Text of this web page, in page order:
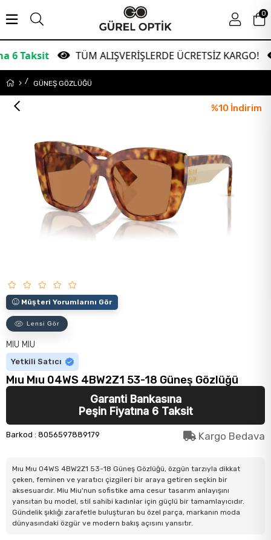
TÜM ALIŞVERİŞLERDE ÜCRETSİZ KARGO!
0
GÜNEŞ GÖZLÜĞÜ
%10 İndirim
Müşteri Yorumlarını Gör
Lensi Gör
MIU MIU
Yetkili Satıcı
Mıu Mıu 04WS 4BW2Z1 53-18 Güneş Gözlüğü
Garanti Bankasına
Peşin Fiyatına 6 Taksit
Barkod : 8056597889179 Kargo Bedava
Mıu Mıu 04WS 4BW2Z1 53-18 Güneş Gözlüğü, özgün tarzıyla dikkat
çeken, feminen ve yaratıcı çizgileri bir araya getiren seçkin bir
aksesuardır. Miu Miu'nun sofistike ama cesur tasarım anlayışını
yansıtan bu model, stil sahibi kadınlar için güçlü bir tamamlayıcıdır.
Gündelik şıklığı zarafetle buluşturan bu özel parça, markanın moda
dünyasındaki özgür ve modern bakış açısını yansıtır.